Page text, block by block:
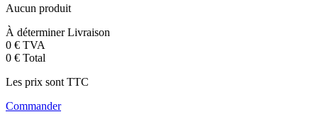
Aucun produit
À déterminerLivraison
0 € TVA
0 € Total
Les prix sont TTC
Commander